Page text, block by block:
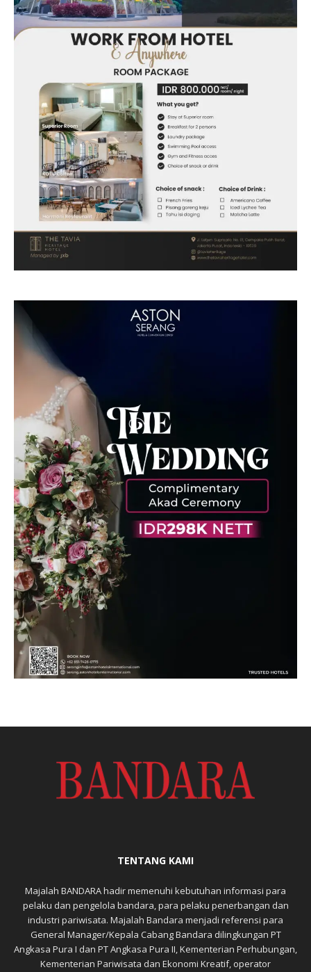
TENTANG KAMI
Majalah BANDARA hadir memenuhi kebutuhan informasi para
pelaku dan pengelola bandara, para pelaku penerbangan dan
industri pariwisata. Majalah Bandara menjadi referensi para
General Manager/Kepala Cabang Bandara dilingkungan PT
Angkasa Pura I dan PT Angkasa Pura II, Kementerian Perhubungan,
Kementerian Pariwisata dan Ekonomi Kreatif, operator